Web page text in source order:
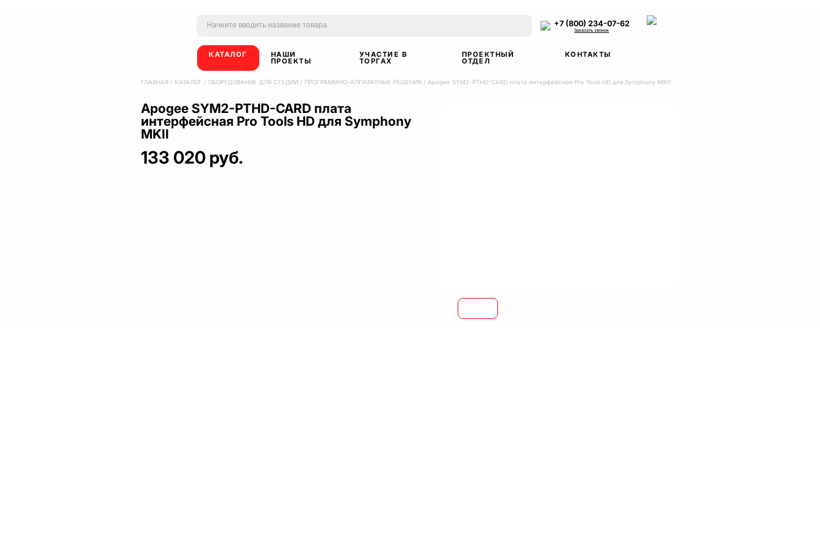
+7 (800) 234-07-62
Заказать звонок
КАТАЛОГ НАШИ
ПРОЕКТЫ
УЧАСТИЕ В
ТОРГАХ
ПРОЕКТНЫЙ
ОТДЕЛ
КОНТАКТЫ
ГЛАВНАЯ / КАТАЛОГ / ОБОРУДОВАНИЕ ДЛЯ СТУДИИ / ПРОГРАММНО-АППАРАТНЫЕ РЕШЕНИЯ / Apogee SYM2-PTHD-CARD плата интерфейсная Pro Tools HD для Symphony MKII
Apogee SYM2-PTHD-CARD плата
интерфейсная Pro Tools HD для Symphony
MKII
133 020 руб.